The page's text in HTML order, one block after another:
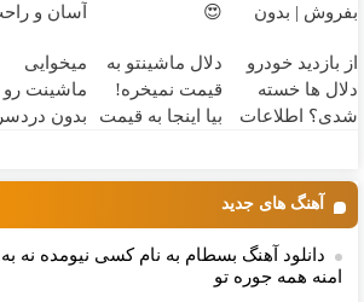
بفروش | بدون
😍
آسان و
از بازدید خودرو
دلال ها خسته
شدی؟ اطلاعات
دلال ماشینتو به
قیمت نمیخره!
بیا اینجا به قیمت
میخوایی
ماشینت رو
بدون دردسر
آهنگ های جدید
دانلود آهنگ بسطام به نام کسی نیومده نه
امنه همه جوره تو